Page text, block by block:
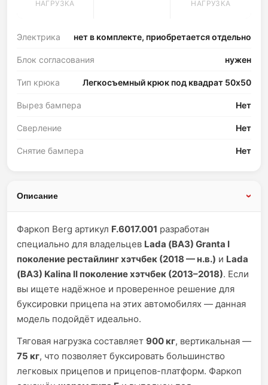
НАГРУЗКА
НАГРУЗКА
Электрика нет в комплекте, приобретается отдельно
Блок согласования нужен
Тип крюка Легкосъемный крюк под квадрат 50х50
Вырез бампера Нет
Сверление Нет
Снятие бампера Нет
Описание
Фаркоп Berg артикул F.6017.001 разработан
специально для владельцев Lada (ВАЗ) Granta I
поколение рестайлинг хэтчбек (2018 — н.в.) и Lada
(ВАЗ) Kalina II поколение хэтчбек (2013–2018). Если
вы ищете надёжное и проверенное решение для
буксировки прицепа на этих автомобилях — данная
модель подойдёт идеально.
Тяговая нагрузка составляет 900 кг, вертикальная —
75 кг, что позволяет буксировать большинство
легковых прицепов и прицепов-платформ. Фаркоп